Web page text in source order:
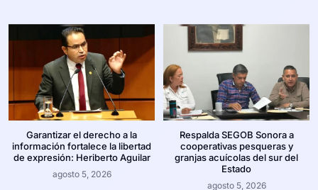
Garantizar el derecho a la
información fortalece la libertad
de expresión: Heriberto Aguilar
agosto 5, 2026
Respalda SEGOB Sonora a
cooperativas pesqueras y
granjas acuícolas del sur del
Estado
agosto 5, 2026